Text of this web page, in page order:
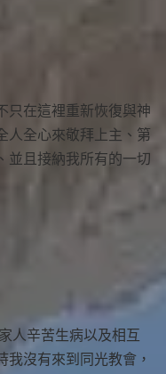
只在這裡重新恢復與神
人全心來敬拜上主、第
並且接納我所有的一切
人辛苦生病以及相互
我沒有來到同光教會，